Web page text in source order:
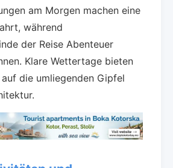
am Morgen machen eine
während
der Reise Abenteuer
Klare Wettertage bieten
die umliegenden Gipfel